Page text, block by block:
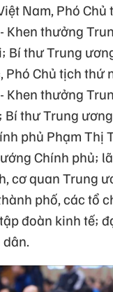
Nam, Phó Chủ
Khen thưởng
Bí thư Trung
Phó Chủ tịch thứ
Khen thưởng
Bí thư Trung
phủ Phạm Thị
Chính phủ;
cơ quan Trung
phố, các tổ
đoàn kinh tế;